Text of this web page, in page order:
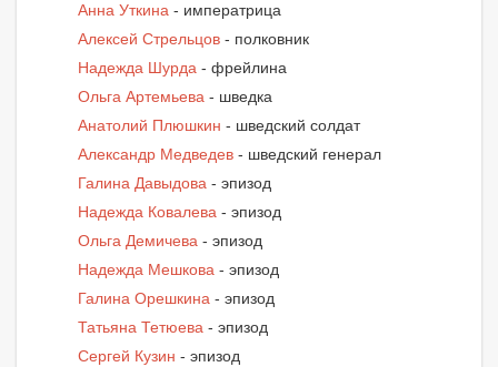
Анна Уткина - императрица
Алексей Стрельцов - полковник
Надежда Шурда - фрейлина
Ольга Артемьева - шведка
Анатолий Плюшкин - шведский солдат
Александр Медведев - шведский генерал
Галина Давыдова - эпизод
Надежда Ковалева - эпизод
Ольга Демичева - эпизод
Надежда Мешкова - эпизод
Галина Орешкина - эпизод
Татьяна Тетюева - эпизод
Сергей Кузин - эпизод